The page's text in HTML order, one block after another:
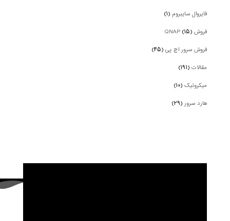
فایروال سایبروم (۱)
فروش QNAP (۱۵)
فروش سرور اچ پی(۴۵)
مقالات(۱۹۱)
میکروتیک(۱۰)
هارد سرور(۲۹)